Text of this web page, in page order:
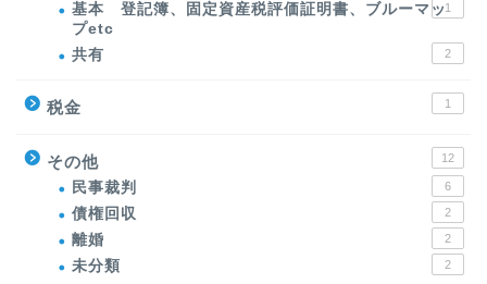
基本 登記簿、固定資産税評価証明書、ブルーマッ
プetc
1
共有 2
税金 1
その他 12
民事裁判 6
債権回収 2
離婚 2
未分類 2